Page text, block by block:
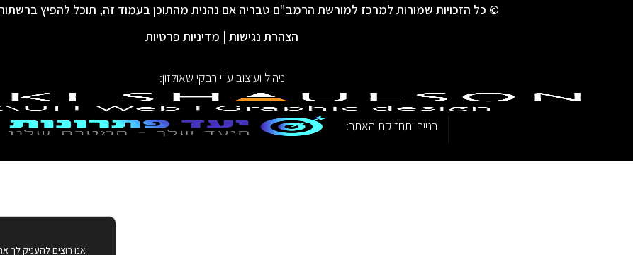
© כל הזכויות שמורות למרכז למורשת הרמב"ם טבריה אם נהנית מהתוכן בעמוד זה, תוכל להפיץ
הצהרת נגישות | מדיניות פרטיות
ניהול ועיצוב ע"י רבקי שאולזון:
בנייה ותחזוקת האתר:
אנו רוצים להעניק לך